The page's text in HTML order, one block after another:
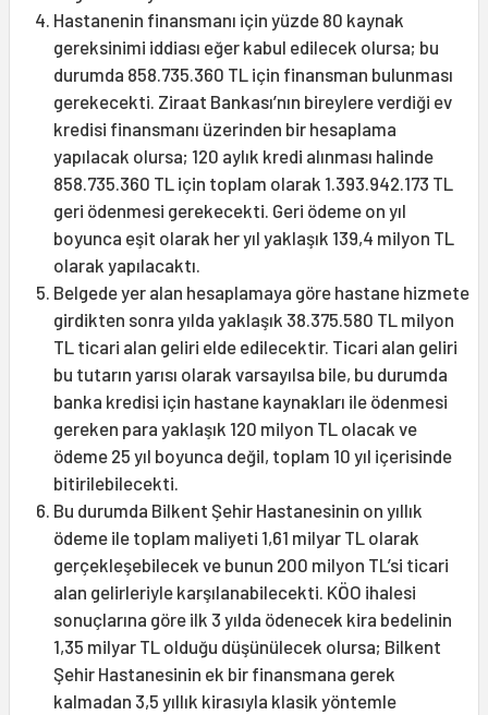
Hastanenin finansmanı için yüzde 80 kaynak
gereksinimi iddiası eğer kabul edilecek olursa; bu
durumda 858.735.360 TL için finansman bulunması
gerekecekti. Ziraat Bankası’nın bireylere verdiği ev
kredisi finansmanı üzerinden bir hesaplama
yapılacak olursa; 120 aylık kredi alınması halinde
858.735.360 TL için toplam olarak 1.393.942.173 TL
geri ödenmesi gerekecekti. Geri ödeme on yıl
boyunca eşit olarak her yıl yaklaşık 139,4 milyon TL
olarak yapılacaktı.
Belgede yer alan hesaplamaya göre hastane hizmete
girdikten sonra yılda yaklaşık 38.375.580 TL milyon
TL ticari alan geliri elde edilecektir. Ticari alan geliri
bu tutarın yarısı olarak varsayılsa bile, bu durumda
banka kredisi için hastane kaynakları ile ödenmesi
gereken para yaklaşık 120 milyon TL olacak ve
ödeme 25 yıl boyunca değil, toplam 10 yıl içerisinde
bitirilebilecekti.
Bu durumda Bilkent Şehir Hastanesinin on yıllık
ödeme ile toplam maliyeti 1,61 milyar TL olarak
gerçekleşebilecek ve bunun 200 milyon TL’si ticari
alan gelirleriyle karşılanabilecekti. KÖO ihalesi
sonuçlarına göre ilk 3 yılda ödenecek kira bedelinin
1,35 milyar TL olduğu düşünülecek olursa; Bilkent
Şehir Hastanesinin ek bir finansmana gerek
kalmadan 3,5 yıllık kirasıyla klasik yöntemle